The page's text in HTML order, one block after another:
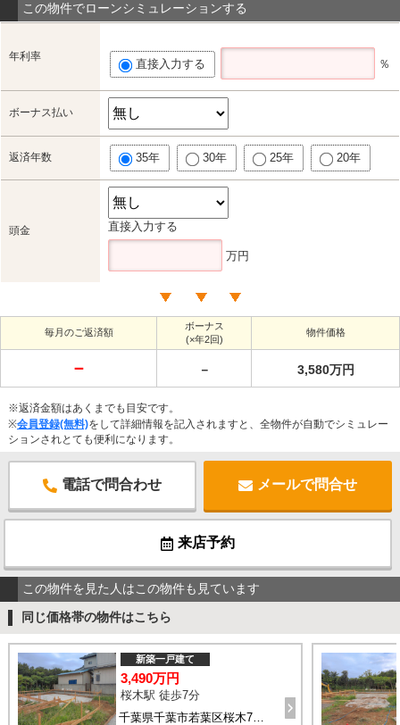
この物件でローンシミュレーションする
年利率
直接入力する ％
ボーナス払い
返済年数 35年 30年 25年 20年
頭金 直接入力する
万円
毎月のご返済額
ボーナス
(×年2回)
物件価格
－ － 3,580万円
※返済金額はあくまでも目安です。
※会員登録(無料)をして詳細情報を記入されますと、全物件が自動でシミュレー
ションされとても便利になります。
電話で問合わせ メールで問合せ
来店予約
この物件を見た人はこの物件も見ています
同じ価格帯の物件はこちら
新築一戸建て
3,490万円
桜木駅 徒歩7分